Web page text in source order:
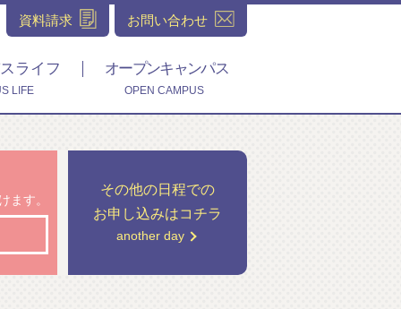
資料請求 お問い合わせ
ライフ
LIFE
オープンキャンパス
OPEN CAMPUS
ます。
その他の日程での
お申し込みはコチラ
another day